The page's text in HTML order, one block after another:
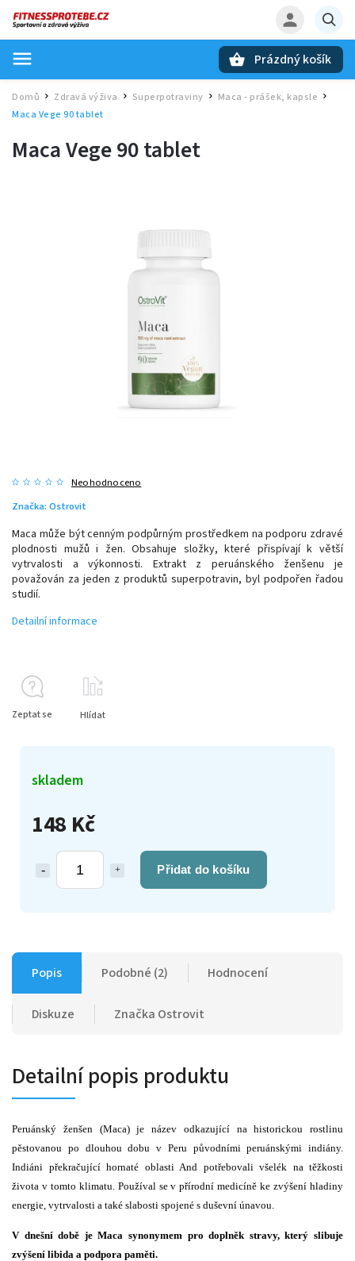
Prázdný košík
Domů / Zdravá výživa Superpotraviny Maca - prášek, kapsle /
Maca Vege 90 tablet
Maca Vege 90 tablet
Neohodnoceno
Značka: Ostrovit
148 Kč
Přidat do košíku
skladem
Maca může být cenným podpůrným prostředkem na podporu zdravé
plodnosti mužů i žen. Obsahuje složky, které přispívají k větší
vytrvalosti a výkonnosti. Extrakt z peruánského ženšenu je
považován za jeden z produktů superpotravin, byl podpořen řadou
studií.
Detailní informace
Zeptat se Hlídat
Popis Podobné (2) Hodnocení
Diskuze Značka Ostrovit
Detailní popis produktu
Peruánský ženšen (Maca) je název odkazující na historickou rostlinu
pěstovanou po dlouhou dobu v Peru původními peruánskými indiány.
Indiáni překračující hornaté oblasti And potřebovali všelék na těžkosti
života v tomto klimatu. Používal se v přírodní medicíně ke zvýšení hladiny
energie, vytrvalosti a také slabosti spojené s duševní únavou.
V dnešní době je Maca synonymem pro doplněk stravy, který slibuje
zvýšení libida a podpora paměti.